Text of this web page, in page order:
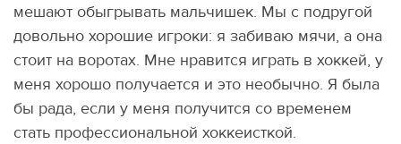
мешают обыгрывать мальчишек. Мы с подругой
довольно хорошие игроки: я забиваю мячи, а она
стоит на воротах. Мне нравится играть в хоккей, у
меня хорошо получается и это необычно. Я была
бы рада, если у меня получится со временем
стать профессиональной хоккеисткой.